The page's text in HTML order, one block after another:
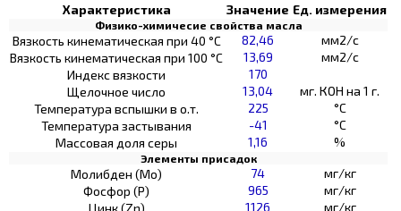
Характеристика Значение Ед. измерения
Физико-химичесие свойства масла
Вязкость кинематическая при 40 °С 82,46
мм2/с
Вязкость кинематическая при 100 °С
13,69
мм2/с
Индекс вязкости
170
Щелочное число
13,04
мг. КОН на 1 г.
Температура вспышки в о.т.
225
°C
Температура застывания
-41
°C
Массовая доля серы
1,16 %
Элементы присадок
Молибден (Мо) 74
мг/кг
Фосфор (Р)
965
мг/кг
Цинк (Zn)
1126
мг/кг